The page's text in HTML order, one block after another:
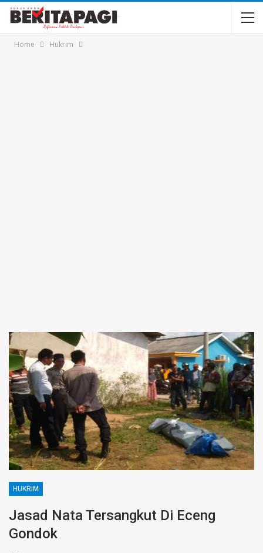
Home Hukrim
HUKRIM
Jasad Nata Tersangkut Di Eceng
Gondok